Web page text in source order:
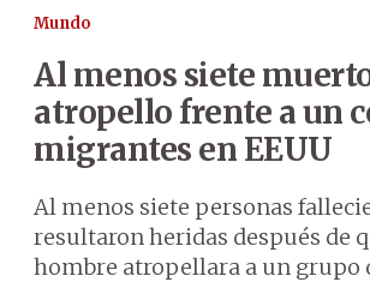
Mundo
Al menos siete
atropello frente a un
migrantes en EEUU
Al menos siete personas
resultaron heridas después de
hombre atropellara a un grupo